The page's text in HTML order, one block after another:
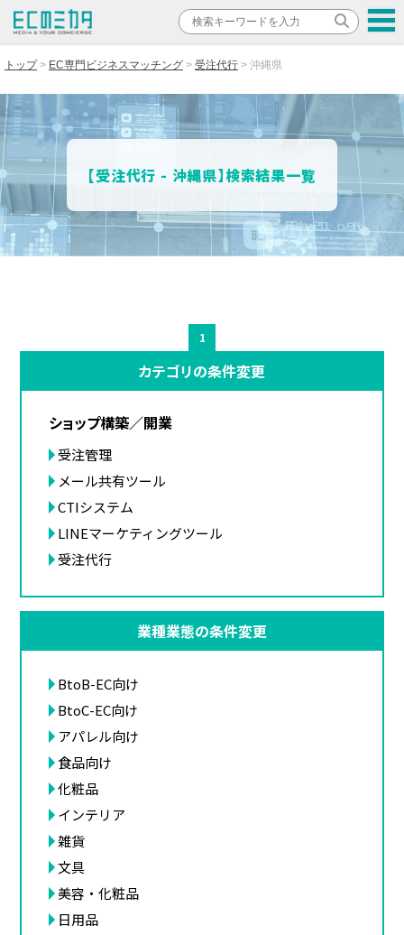
トップ EC専門ビジネスマッチング 受注代行 沖縄県
【受注代行 - 沖縄県】検索結果一覧
1
カテゴリの条件変更
ショップ構築／開業
受注管理
メール共有ツール
CTIシステム
LINEマーケティングツール
受注代行
業種業態の条件変更
BtoB-EC向け
BtoC-EC向け
アパレル向け
食品向け
化粧品
インテリア
雑貨
文具
美容・化粧品
日用品